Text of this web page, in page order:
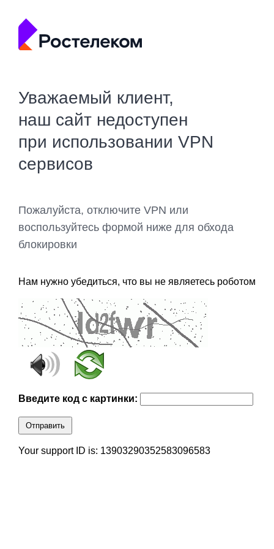
Уважаемый клиент,
наш сайт недоступен
при использовании VPN
сервисов
Пожалуйста, отключите VPN или
воспользуйтесь формой ниже для обхода
блокировки
Нам нужно убедиться, что вы не являетесь роботом
Введите код с картинки:
Отправить
Your support ID is: 13903290352583096583